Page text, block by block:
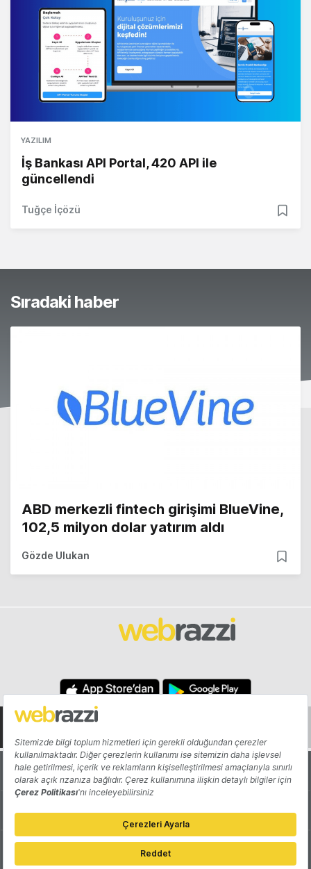
YAZILIM
İş Bankası API Portal, 420 API ile
güncellendi
Tuğçe İçözü
Sıradaki haber
ABD merkezli fintech girişimi BlueVine,
102,5 milyon dolar yatırım aldı
Gözde Ulukan
Hakkında Yazarlar
Katkıda Bulun Reklam